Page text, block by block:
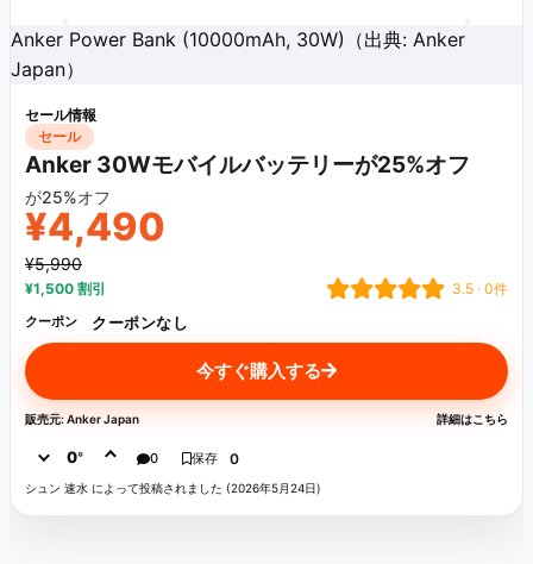
Anker Power Bank (10000mAh, 30W)（出典: Anker
Japan）
セール情報
セール
Anker 30Wモバイルバッテリーが25%オフ
が25%オフ
¥4,490
¥5,990
¥1,500 割引 3.5 · 0件
クーポン クーポンなし
今すぐ購入する
販売元: Anker Japan 詳細はこちら
0° 0 保存 0
シュン 速水 によって投稿されました (2026年5月24日)